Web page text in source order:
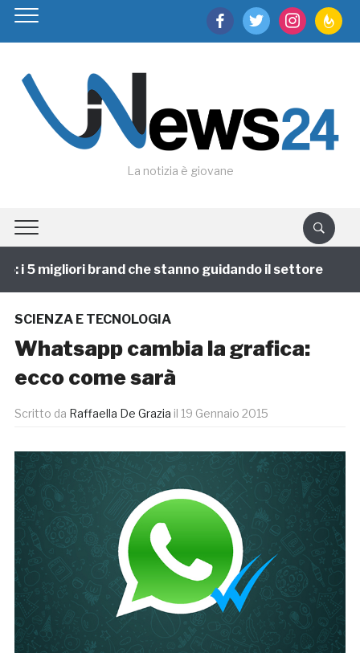
facebooktwitter instagram
La notizia è giovane
5 migliori brand che stanno guidando il settore
SCIENZA E TECNOLOGIA
Whatsapp cambia la grafica:
ecco come sarà
Scritto da Raffaella De Grazia il 19 Gennaio 2015